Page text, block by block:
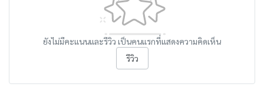
ยังไม่มีคะแนนและรีวิว เป็นคนแรกที่แสดงความคิดเห็น
รีวิว